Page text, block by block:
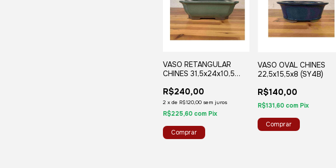
VASO RETANGULAR
CHINES 31,5x24x10,5
R$240,00
2 x de R$120,00 sem juros
R$225,60 com Pix
VASO OVAL CHINES
22,5x15,5x8 (SY4B)
R$140,00
R$131,60 com Pix